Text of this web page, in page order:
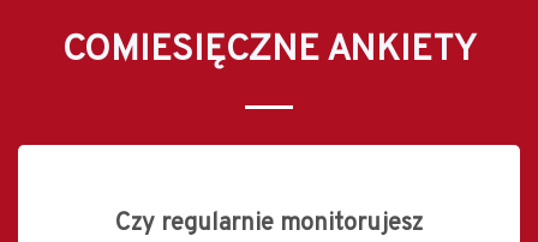
COMIESIĘCZNE ANKIETY
Czy regularnie monitorujesz